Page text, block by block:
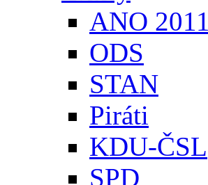
ANO 2011
ODS
STAN
Piráti
KDU-ČSL
SPD